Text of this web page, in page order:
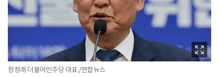
정청래 더불어민주당 대표./연합뉴스